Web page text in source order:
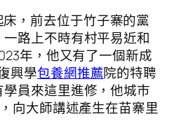
，前去位于竹子寨的黨
路上不時有村平易近和
年，他又有了一個新成
興學包養網推薦院的特聘
員來這里進修，他城市
向大師講述產生在苗寨里